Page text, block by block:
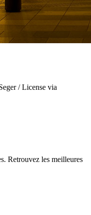
/ License via
Retrouvez les meilleures